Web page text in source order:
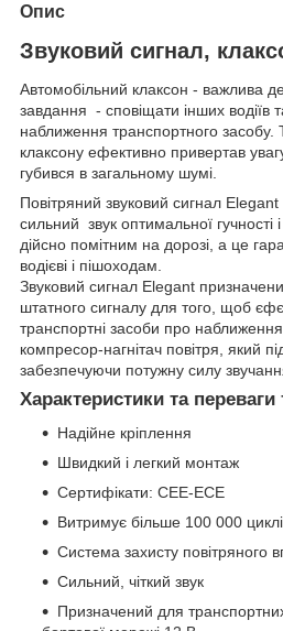
Опис
Звуковий сигнал,
Автомобільний клаксон - важлива
завдання - сповіщати інших водіїв
наближення транспортного
клаксону ефективно привертав
губився в загальному шумі.
Повітряний звуковий сигнал
сильний звук оптимальної гучності
дійсно помітним на дорозі, а це
водієві і пішоходам.
Звуковий сигнал Elegant
штатного сигналу для того, щоб
транспортні засоби про
компресор-нагнітач повітря, який
забезпечуючи потужну силу
Характеристики та переваги
Надійне кріплення
Швидкий і легкий монтаж
Сертифікати: CEE-ECE
Витримує більше 100 000
Система захисту повітряного
Сильний, чіткий звук
Призначений для